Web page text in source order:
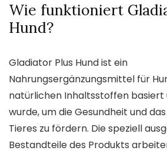
Wie funktioniert
Hund?
Gladiator Plus Hund ist ein
Nahrungsergänzungsmittel für
natürlichen Inhaltsstoffen
wurde, um die Gesundheit und
Tieres zu fördern. Die speziell
Bestandteile des Produkts